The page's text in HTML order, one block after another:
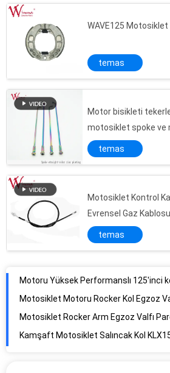
WAVE125 Motosiklet
temas
Motor bisikleti
motosiklet spoke ve
çinko kaplama
temas
Motosiklet Kontrol
Evrensel Gaz
temas